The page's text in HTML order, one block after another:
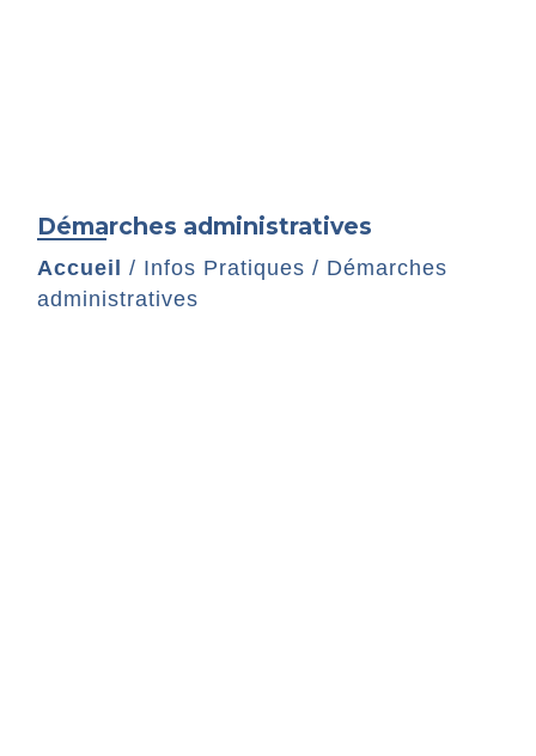
Démarches administratives
Accueil / Infos Pratiques / Démarches
administratives